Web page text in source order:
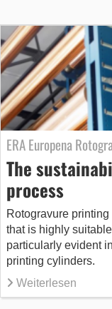
ERA Europena
The
process
Rotogravure
that is highly
particularly evident
printing cylinders.
Weiterlesen